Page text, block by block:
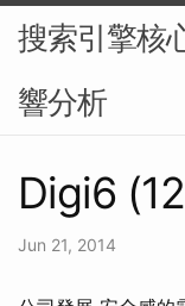
搜索引擎核
響分析
Digi6
Jun 21, 2014